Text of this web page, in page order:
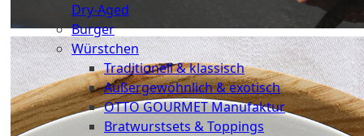
Dry-Aged
Burger
Würstchen
Traditionell & klassisch
Außergewöhnlich & exotisch
OTTO GOURMET Manufaktur
Bratwurstsets & Toppings